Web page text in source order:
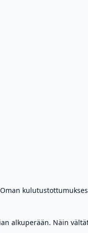
alkuperään. Näin